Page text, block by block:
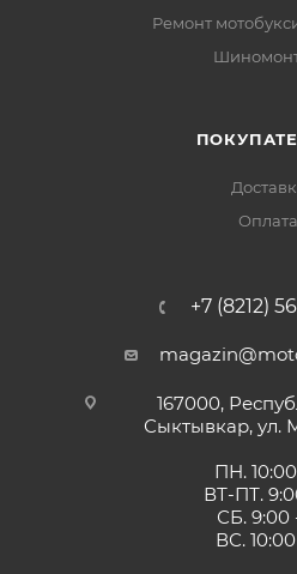
Ремонт
Оплата
+7 (8212)
167000,
Сыктывкар, ул.
ПН.
ВТ-ПТ.
СБ. 9:00
ВС.